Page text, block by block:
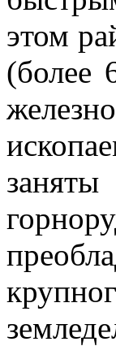
этом
(более